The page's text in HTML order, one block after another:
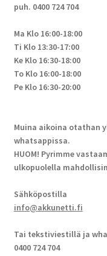
puh. 0400 724 704
Ma Klo 16:00-18:00
Ti Klo 13:30-17:00
Ke Klo 16:30-18:00
To Klo 16:00-18:00
Pe Klo 16:30-20:00
Muina aikoina otathan
whatsappissa.
HUOM! Pyrimme
ulkopuolella
Sähköpostilla
info@akkunetti.fi
Tai tekstiviestillä ja
0400 724 704